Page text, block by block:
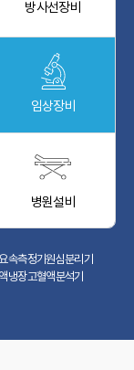
방사선장비
임상장비
병원설비
속측정기원심분리기
냉장고혈액분석기